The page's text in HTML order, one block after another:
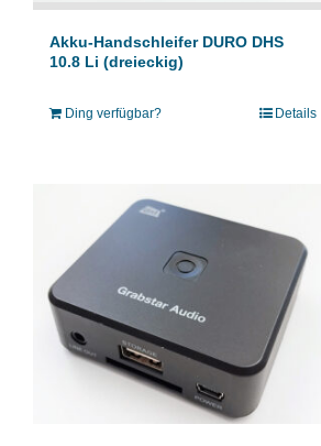
Akku-Handschleifer DURO DHS
10.8 Li (dreieckig)
Ding verfügbar? Details